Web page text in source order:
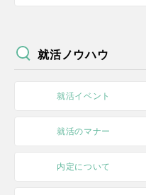
就活ノウハウ
就活イベント
就活のマナー
内定について